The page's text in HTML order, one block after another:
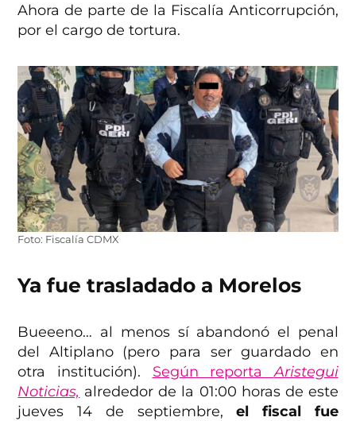
Ahora de parte de la Fiscalía Anticorrupción,
por el cargo de tortura.
Foto: Fiscalía CDMX
Ya fue trasladado a Morelos
Bueeeno… al menos sí abandonó el penal
del Altiplano (pero para ser guardado en
otra institución). Según reportaAristegui
Noticias, alrededor de la 01:00 horas de este
jueves 14 de septiembre,el fiscal fue